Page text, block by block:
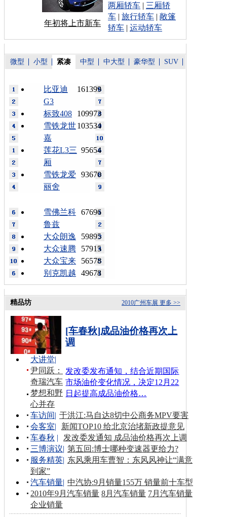
年初将上市新车
两厢轿车 | 三厢轿
车 | 旅行轿车 | 敞篷
轿车 | 运动轿车
微型 小型 紧凑 中型 中大型 豪华型 SUV
161399
比亚迪
G3
109973
标致408
103534
雪铁龙世
嘉
95654
莲花L3三
厢
93670
雪铁龙爱
丽舍
67696
雪佛兰科
鲁兹
59895
大众朗逸
57915
大众速腾
56578
大众宝来
49678
别克凯越
更多 >>
2010广州车展
精品坊
[车春秋]成品油价格再次上
调
发改委发布通知，结合近期国际
市场油价变化情况，决定12月22
日起提高成品油价格…
大讲堂|
尹同跃：
奇瑞汽车
梦想和野
心并存
车访间| 于洪江:马自达8切中公商务MPV要害
会客室|
新闻TOP10 给北京治堵新政提意见
车春秋 |
发改委发通知 成品油价格再次上调
三博演议| 第五回:博士哪种变速器更给力?
服务精英| 东风乘用车曹智：东风风神让“满意
到家”
汽车销量| 中汽协:9月销量155万 销量前十车型
2010年9月汽车销量 8月汽车销量 7月汽车销量
企业销量